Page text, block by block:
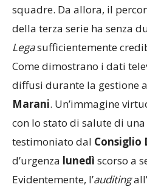
squadre. Da allora, il
della terza serie ha senza
Legasufficientemente
Come dimostrano i dati
diffusi durante la gestione
Marani. Un’immagine
con lo stato di salute di
testimoniato dal Consiglio
d’urgenza lunedì scorso a
Evidentemente, l’auditing